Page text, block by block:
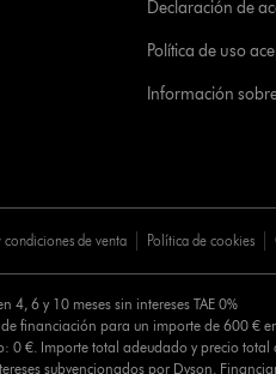
Declaración de
Política de uso
Información
condiciones de venta Política de cookies
4, 6 y 10 meses sin intereses TAE 0%
financiación para un importe de 600 €
0 €. Importe total adeudado y precio
subvencionados por Dyson.